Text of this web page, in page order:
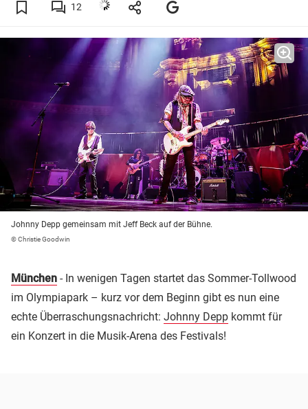
12
Johnny Depp gemeinsam mit Jeff Beck auf der Bühne.
© Christie Goodwin
München - In wenigen Tagen startet das Sommer-Tollwood
im Olympiapark – kurz vor dem Beginn gibt es nun eine
echte Überraschungsnachricht: Johnny Depp kommt für
ein Konzert in die Musik-Arena des Festivals!